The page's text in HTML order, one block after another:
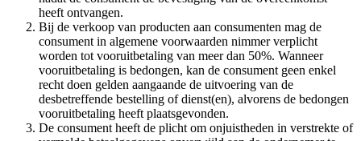
heeft ontvangen.
Bij de verkoop van producten aan consumenten mag de
consument in algemene voorwaarden nimmer verplicht
worden tot vooruitbetaling van meer dan 50%. Wanneer
vooruitbetaling is bedongen, kan de consument geen enkel
recht doen gelden aangaande de uitvoering van de
desbetreffende bestelling of dienst(en), alvorens de bedongen
vooruitbetaling heeft plaatsgevonden.
De consument heeft de plicht om onjuistheden in verstrekte of